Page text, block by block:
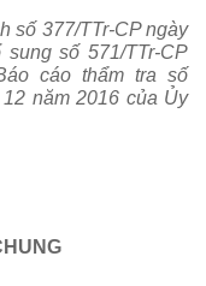
số 377/TTr-CP ngày
số 571/TTr-CP
cáo thẩm tra số
năm 2016 của Ủy